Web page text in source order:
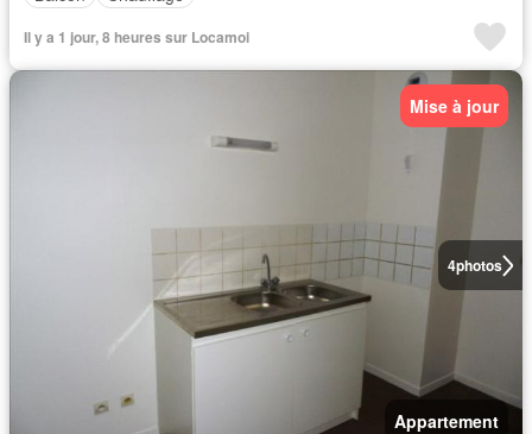
Il y a 1 jour, 8 heures sur Locamoi
4photos
Mise à jour
Appartement